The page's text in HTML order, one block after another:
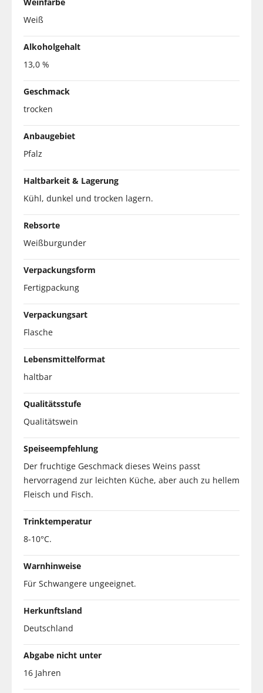
Weiß
Alkoholgehalt
13,0 %
Geschmack
trocken
Anbaugebiet
Pfalz
Haltbarkeit & Lagerung
Kühl, dunkel und trocken lagern.
Rebsorte
Weißburgunder
Verpackungsform
Fertigpackung
Verpackungsart
Flasche
Lebensmittelformat
haltbar
Qualitätsstufe
Qualitätswein
Speiseempfehlung
Der fruchtige Geschmack dieses Weins passt
hervorragend zur leichten Küche, aber auch zu hellem
Fleisch und Fisch.
Trinktemperatur
8-10°C.
Warnhinweise
Für Schwangere ungeeignet.
Herkunftsland
Deutschland
Abgabe nicht unter
16 Jahren